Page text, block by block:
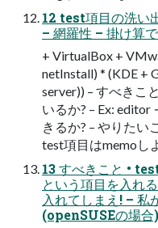
12 test項目の洗い
– 網羅性 – 掛け算
+ VirtualBox +
netInstall) * (KDE +
server)) – すべきこ
いるか? – Ex:
きるか? – やりたい
test項目はmemoし
13 すべきこと •
という項目を入れ
入れてしまえ! –
(openSUSEの場